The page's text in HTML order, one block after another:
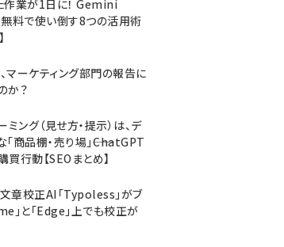
作業が1日に！ Gemini
料で使い倒す8つの活用術
マーケティング部門の報告に
か？
ング（見せ方・提示）は、デ
商品棚・売り場」――ChatGPT
行動【SEOまとめ】
章校正AI「Typoless」がブ
」と「Edge」上でも校正が